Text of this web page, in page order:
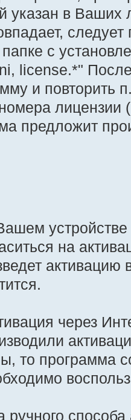
указан в Ваших
с
license.*"
и повторить
лицензии
предложит
устройстве
на
через
то программа